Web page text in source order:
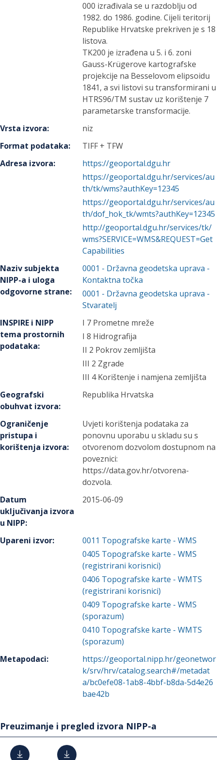
000 izrađivala se u razdoblju od
1982. do 1986. godine. Cijeli teritorij
Republike Hrvatske prekriven je s 18
listova.
TK200 je izrađena u 5. i 6. zoni
Gauss-Krügerove kartografske
projekcije na Besselovom elipsoidu
1841, a svi listovi su transformirani u
HTRS96/TM sustav uz korištenje 7
parametarske transformacije.
Vrsta izvora:
niz
Format podataka:
TIFF + TFW
Adresa izvora:
https://geoportal.dgu.hr
https://geoportal.dgu.hr/services/au
th/tk/wms?authKey=12345
https://geoportal.dgu.hr/services/au
th/dof_hok_tk/wmts?authKey=12345
http://geoportal.dgu.hr/services/tk/
wms?SERVICE=WMS&REQUEST=Get
Capabilities
Naziv subjekta
NIPP-a i uloga
odgovorne strane:
0001 - Državna geodetska uprava -
Kontaktna točka
0001 - Državna geodetska uprava -
Stvaratelj
INSPIRE i NIPP
tema prostornih
podataka:
I 7 Prometne mreže
I 8 Hidrografija
II 2 Pokrov zemljišta
III 2 Zgrade
III 4 Korištenje i namjena zemljišta
Geografski
obuhvat izvora:
Republika Hrvatska
Ograničenje
pristupa i
korištenja izvora:
Uvjeti korištenja podataka za
ponovnu uporabu u skladu su s
otvorenom dozvolom dostupnom na
poveznici:
https://data.gov.hr/otvorena-
dozvola.
Datum
uključivanja izvora
u NIPP:
2015-06-09
Upareni izvor: 0011 Topografske karte - WMS
0405 Topografske karte - WMS
(registrirani korisnici)
0406 Topografske karte - WMTS
(registrirani korisnici)
0409 Topografske karte - WMS
(sporazum)
0410 Topografske karte - WMTS
(sporazum)
Metapodaci:
https://geoportal.nipp.hr/geonetwor
k/srv/hrv/catalog.search#/metadat
a/bc0efe08-1ab8-4bbf-b8da-5d4e26
bae42b
Preuzimanje i pregled izvora NIPP-a